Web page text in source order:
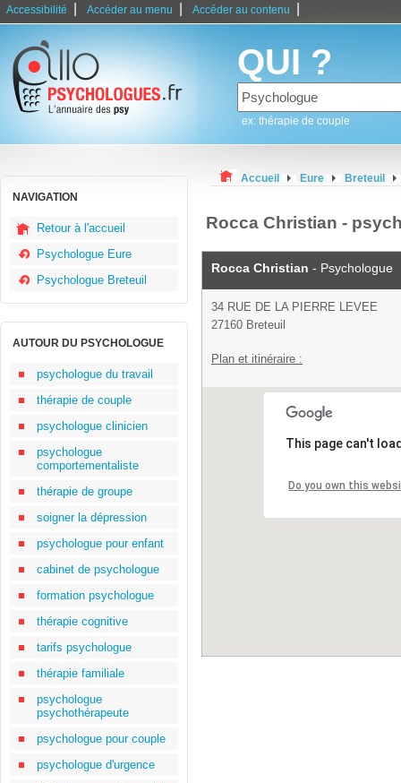
Accessibilité Accéder au menu Accéder au contenu
QUI ?
ex: thérapie de couple
NAVIGATION
Retour à l'accueil
Psychologue Eure
Psychologue Breteuil
AUTOUR DU PSYCHOLOGUE
psychologue du travail
thérapie de couple
psychologue clinicien
psychologue
comportementaliste
thérapie de groupe
soigner la dépression
psychologue pour enfant
cabinet de psychologue
formation psychologue
thérapie cognitive
tarifs psychologue
thérapie familiale
psychologue
psychothérapeute
psychologue pour couple
psychologue d'urgence
Accueil Eure Breteuil
Rocca Christian -
Rocca Christian - Psychologue
34 RUE DE LA PIERRE LEVEE
27160 Breteuil
Plan et itinéraire :
This page can't
Do you own this